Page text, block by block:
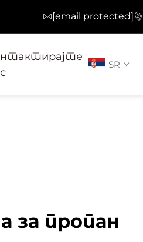
[email protected]
SR
за пропан